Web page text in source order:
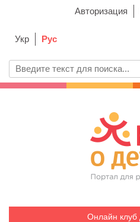
Авторизация
Укр Рус
Онлайн клуб